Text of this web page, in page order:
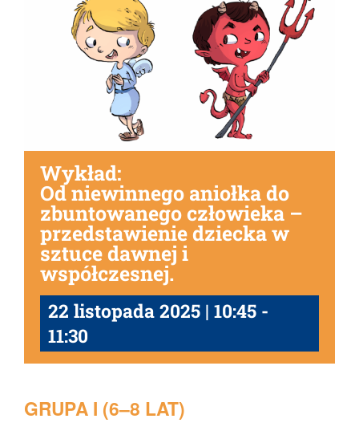
Wykład:
Od niewinnego aniołka do
zbuntowanego człowieka –
przedstawienie dziecka w
sztuce dawnej i
współczesnej.
22 listopada 2025 | 10:45 -
11:30
GRUPA I (6–8 LAT)